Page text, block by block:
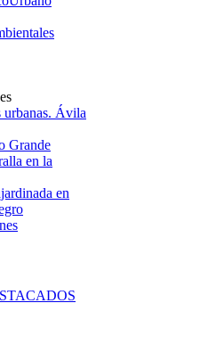
urbanas. Ávila
Grande
en la
en